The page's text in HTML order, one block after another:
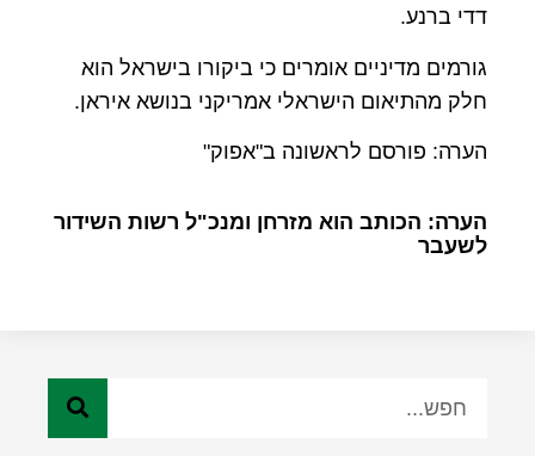
דדי ברנע.
גורמים מדיניים אומרים כי ביקורו בישראל הוא
חלק מהתיאום הישראלי אמריקני בנושא איראן.
הערה: פורסם לראשונה ב"אפוק"
הערה: הכותב הוא מזרחן ומנכ"ל רשות השידור
לשעבר